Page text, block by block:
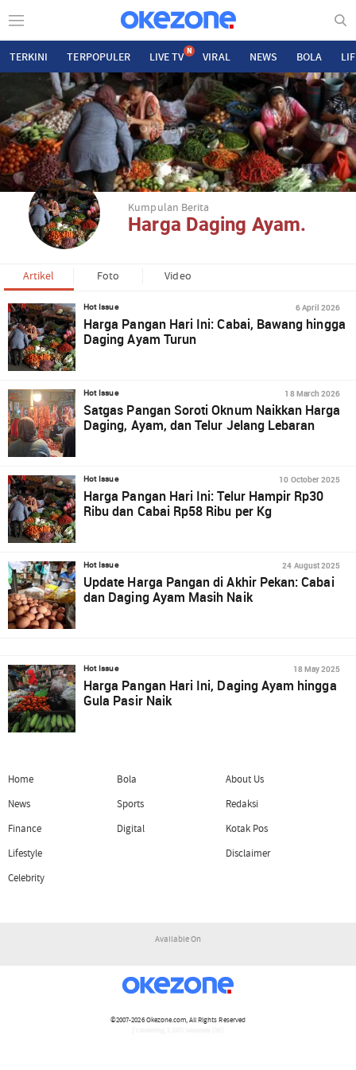
TERKINI TERPOPULER LIVE TV N VIRAL NEWS BOLA
Kumpulan Berita
Harga Daging Ayam.
Artikel Foto Video
Hot Issue 6 April 2026
Harga Pangan Hari Ini: Cabai, Bawang hingga
Daging Ayam Turun
Hot Issue 18 March 2026
Satgas Pangan Soroti Oknum Naikkan Harga
Daging, Ayam, dan Telur Jelang Lebaran
Hot Issue 10 October 2025
Harga Pangan Hari Ini: Telur Hampir Rp30
Ribu dan Cabai Rp58 Ribu per Kg
Hot Issue 24 August 2025
Update Harga Pangan di Akhir Pekan: Cabai
dan Daging Ayam Masih Naik
Hot Issue 18 May 2025
Harga Pangan Hari Ini, Daging Ayam hingga
Gula Pasir Naik
Home
News
Finance
Lifestyle
Celebrity
Bola
Sports
Digital
About Us
Redaksi
Kotak Pos
Disclaimer
Available On
©2007-2026Okezone.com, All Rights Reserved